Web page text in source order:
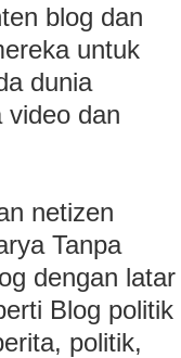
blog dan
untuk
dunia
video dan
netizen
Tanpa
dengan latar
Blog politik
politik,